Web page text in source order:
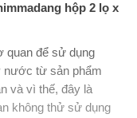
hộp 2 lọ x
quan để sử dụng
nước từ sản phẩm
và vì thế, đây là
không thử sử dụng